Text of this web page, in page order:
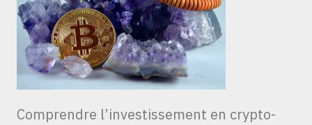
Comprendre l’investissement en crypto-